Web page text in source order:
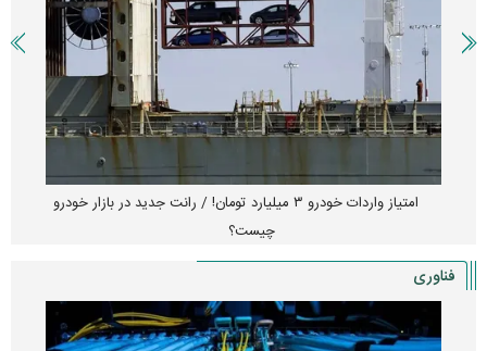
امتیاز واردات خودرو ۳ میلیارد تومان! / رانت جدید در بازار خودرو
چیست؟
فناوری